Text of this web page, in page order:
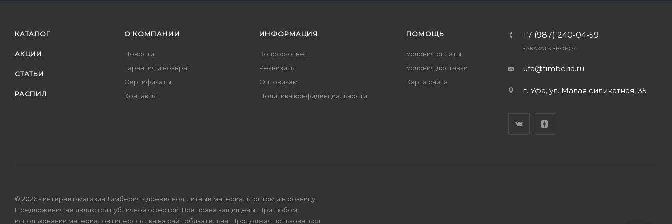
КАТАЛОГ
АКЦИИ
СТАТЬИ
РАСПИЛ
О КОМПАНИИ
Новости
Гарантия и возврат
Сертификаты
Контакты
ИНФОРМАЦИЯ
Вопрос-ответ
Реквизиты
Оптовикам
Политика конфиденциальности
ПОМОЩЬ
Условия оплаты
Условия доставки
Карта сайта
+7 (987) 240-04-59
ЗАКАЗАТЬ ЗВОНОК
ufa@timberia.ru
г. Уфа, ул. Малая силикатная, 35
© 2026 - интернет-магазин Тимберия - древесно-плитные материалы оптом и в розницу.
Предложения не являются публичной офертой. Все права защищены. При любом
использовании материалов гиперссылка на сайт обязательна. Продолжая пользоваться